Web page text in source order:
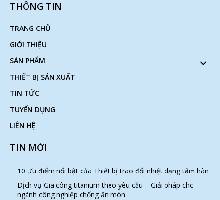
THÔNG TIN
TRANG CHỦ
GIỚI THIỆU
SẢN PHẨM
THIẾT BỊ SẢN XUẤT
TIN TỨC
TUYỂN DỤNG
LIÊN HỆ
TIN MỚI
10 Ưu điểm nổi bật của Thiết bị trao đổi nhiệt dạng tấm hàn
Dịch vụ Gia công titanium theo yêu cầu – Giải pháp cho
ngành công nghiệp chống ăn mòn